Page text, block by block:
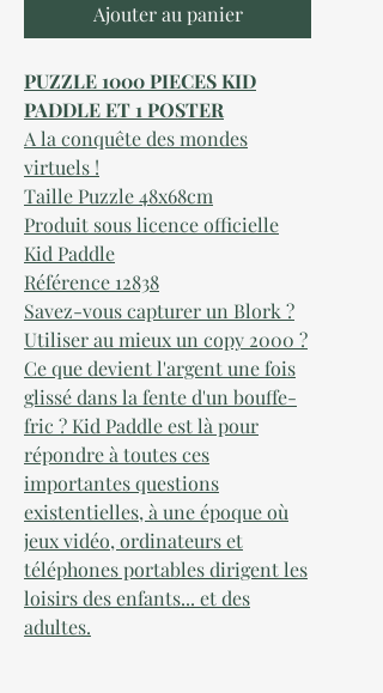
Ajouter au panier
PUZZLE 1000 PIECES KID
PADDLE ET 1 POSTER
A la conquête des mondes
virtuels !
Taille Puzzle 48x68cm
Produit sous licence officielle
Kid Paddle
Référence 12838
Savez-vous capturer un Blork ?
Utiliser au mieux un copy 2000 ?
Ce que devient l'argent une fois
glissé dans la fente d'un bouffe-
fric ? Kid Paddle est là pour
répondre à toutes ces
importantes questions
existentielles, à une époque où
jeux vidéo, ordinateurs et
téléphones portables dirigent les
loisirs des enfants... et des
adultes.